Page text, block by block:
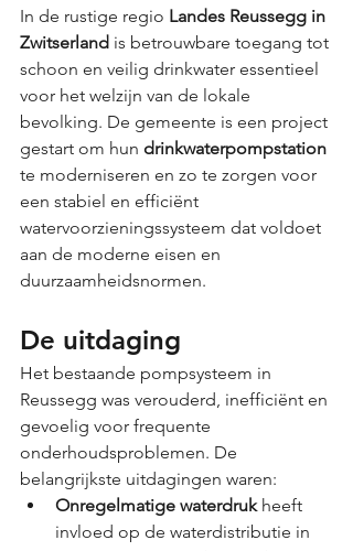
In de rustige regio Landes Reussegg in
Zwitserland is betrouwbare toegang tot
schoon en veilig drinkwater essentieel
voor het welzijn van de lokale
bevolking. De gemeente is een project
gestart om hun drinkwaterpompstation
te moderniseren en zo te zorgen voor
een stabiel en efficiënt
watervoorzieningssysteem dat voldoet
aan de moderne eisen en
duurzaamheidsnormen.
De uitdaging
Het bestaande pompsysteem in
Reussegg was verouderd, inefficiënt en
gevoelig voor frequente
onderhoudsproblemen. De
belangrijkste uitdagingen waren:
Onregelmatige waterdruk heeft
invloed op de waterdistributie in